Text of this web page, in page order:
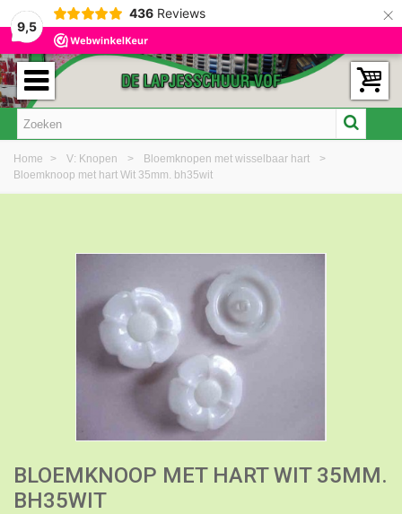
9,5
436 Reviews ×
Home > V: Knopen > Bloemknopen met wisselbaar hart
>
Bloemknoop met hart Wit 35mm. bh35wit
BLOEMKNOOP MET HART WIT 35MM.
BH35WIT